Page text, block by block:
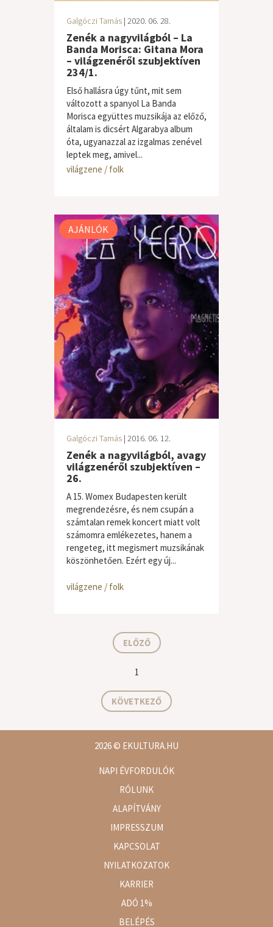
Galgóczi Tamás | 2020. 06. 28.
Zenék a nagyvilágból – La
Banda Morisca: Gitana Mora
– világzenéről szubjektíven
234/1.
Első hallásra úgy tűnt, mit sem
változott a spanyol La Banda
Morisca együttes muzsikája az előző,
általam is dicsért Algarabya album
óta, ugyanazzal az izgalmas zenével
leptek meg, amivel...
világzene / folk
AJÁNLÓK
Galgóczi Tamás | 2016. 06. 12.
Zenék a nagyvilágból, avagy
világzenéről szubjektíven –
26.
A 15. Womex Budapesten került
megrendezésre, és nem csupán a
számtalan remek koncert miatt volt
számomra emlékezetes, hanem a
rengeteg, itt megismert muzsikának
köszönhetően. Ezért egy új...
világzene / folk
ELŐZŐ
1
KÖVETKEZŐ
2026© EKULTURA.HU
NAPI ÉVFORDULÓK
RÓLUNK
ALAPÍTVÁNY
IMPRESSZUM
KAPCSOLAT
NYILATKOZATOK
KARRIER
ADÓ 1%
BELÉPÉS